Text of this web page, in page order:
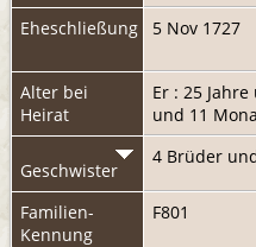
Eheschließung
5 Nov 1727
Alter bei
Heirat
Er : 25
und 11
Geschwister
4 Brüder
Familien-
Kennung
F801